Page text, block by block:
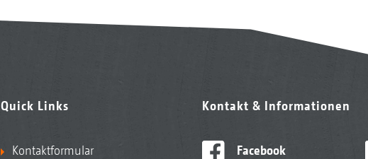
Quick Links
Kontaktformular
Kontakt & Informationen
Facebook